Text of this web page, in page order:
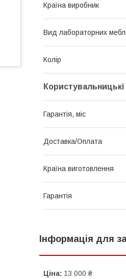
Країна виробник
Вид лабораторних
Колір
Гарантія, міс
Доставка/Оплата
Країна виготовлення
Гарантія
Інформація для
Ціна: 13 000 ₴